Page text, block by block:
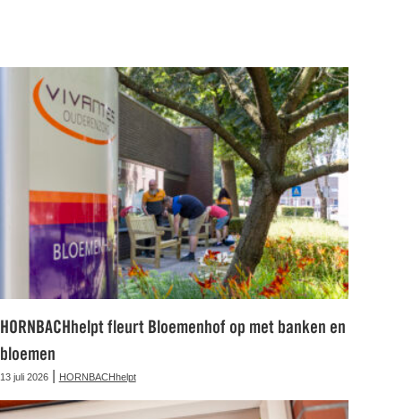
HORNBACHhelpt fleurt Bloemenhof op met banken en
bloemen
13 juli 2026| HORNBACHhelpt